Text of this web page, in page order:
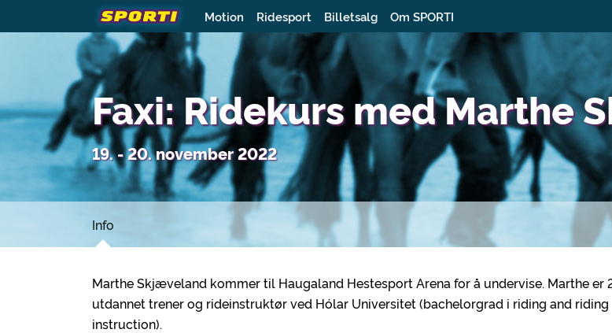
Motion Ridesport Billetsalg Om SPORTI
Faxi: Ridekurs med Marthe
19. - 20. november 2022
Info
Marthe Skjæveland kommer til Haugaland Hestesport Arena for å undervise. Marthe er
utdannet trener og rideinstruktør ved Hólar Universitet (bachelorgrad i riding and riding
instruction).